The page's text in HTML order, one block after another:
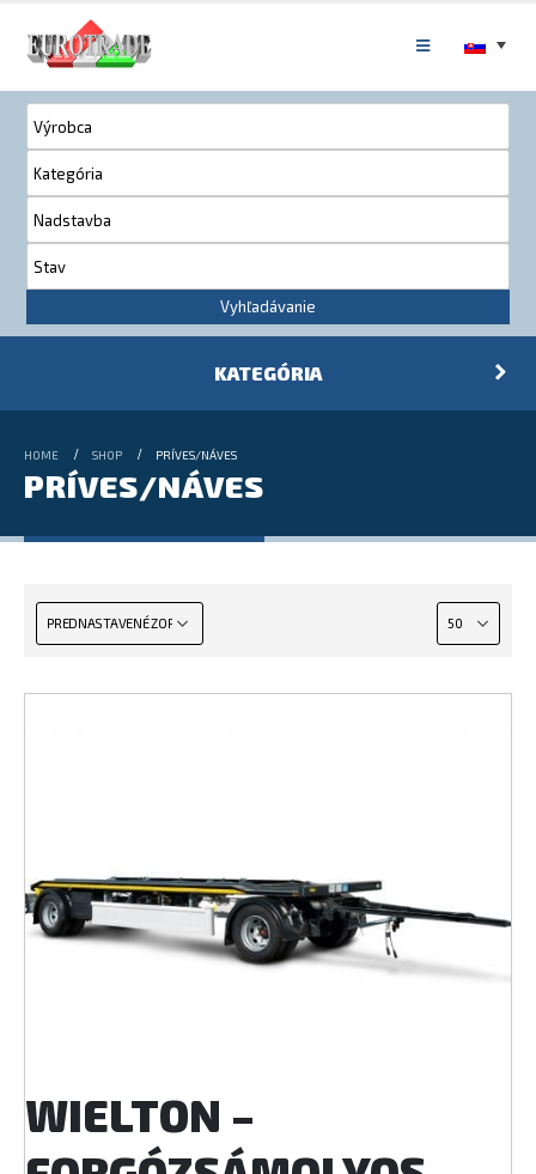
Vyhľadávanie
KATEGÓRIA
HOME SHOP PRÍVES/NÁVES
PRÍVES/NÁVES
WIELTON –